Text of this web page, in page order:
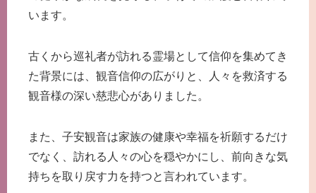
います。
古くから巡礼者が訪れる霊場として信仰を集めてき
た背景には、観音信仰の広がりと、人々を救済する
観音様の深い慈悲心がありました。
また、子安観音は家族の健康や幸福を祈願するだけ
でなく、訪れる人々の心を穏やかにし、前向きな気
持ちを取り戻す力を持つと言われています。